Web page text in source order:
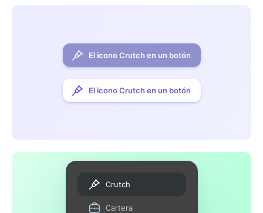
El icono Crutch en un botón
El icono Crutch en un botón
Crutch
Cartera